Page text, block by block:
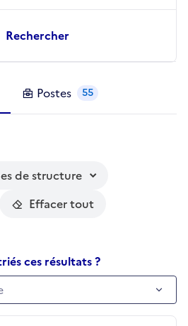
Rechercher
Postes 55
de structure
Effacer tout
ces résultats ?